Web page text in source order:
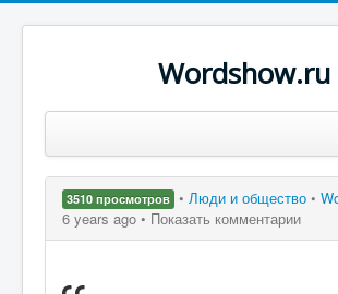
Wordshow.ru
Популярные цитаты
3510 просмотров • Люди и общество •
6 years ago • Показать комментарии